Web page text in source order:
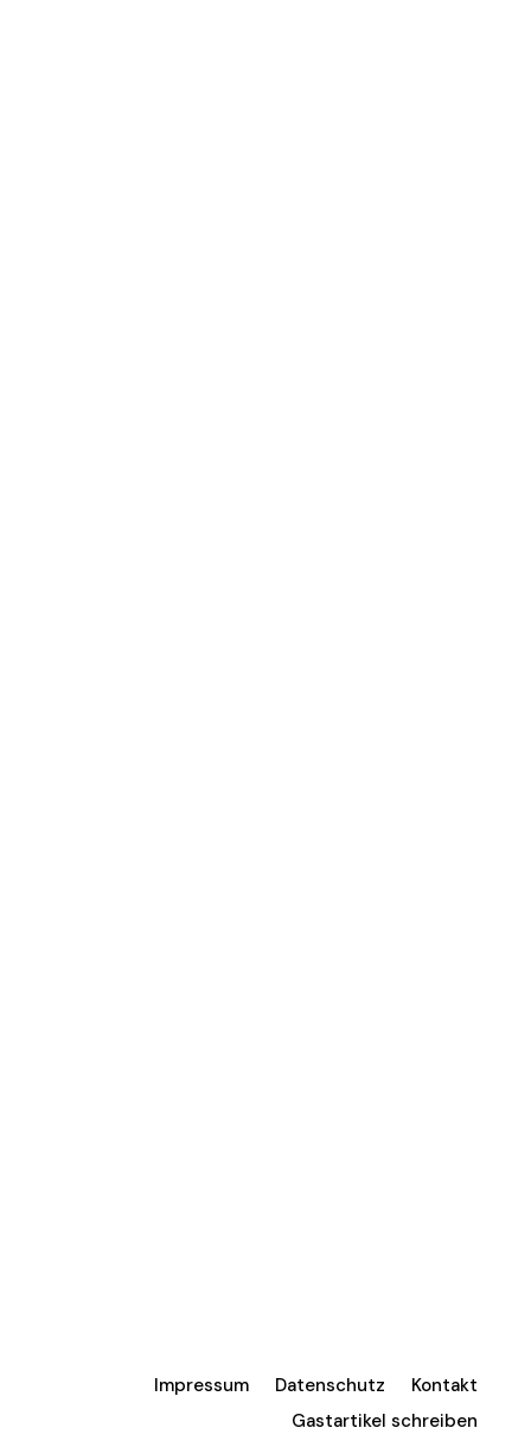
Impressum Datenschutz
Kontakt
Gastartikel schreiben